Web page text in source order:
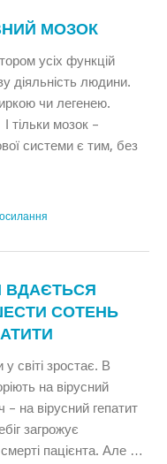
МОЗОК
усіх функцій
діяльність людини.
чи легенею.
тільки мозок –
системи є тим, без
ВДАЄТЬСЯ
СОТЕНЬ
світі зростає. В
на вірусний
на вірусний гепатит
загрожує
пацієнта. Але …